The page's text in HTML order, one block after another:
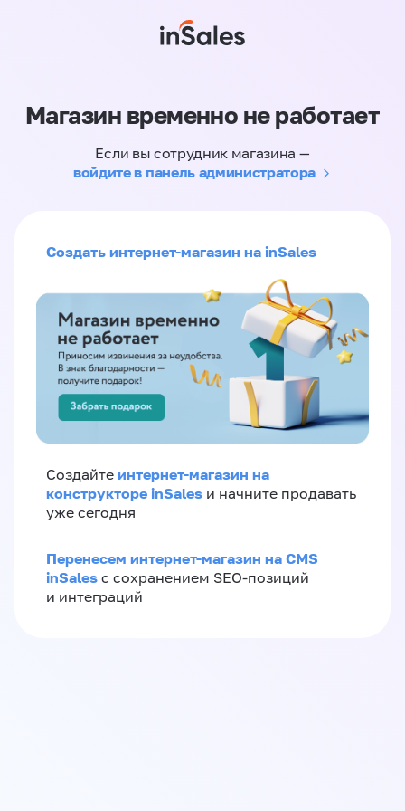
Магазин временно не работает
Если вы сотрудник магазина —
войдите в панель администратора
Создать интернет-магазин на inSales
Создайте интернет-магазин на
конструкторе inSales и начните продавать
уже сегодня
Перенесем интернет-магазин на CMS
inSales с сохранением SEO-позиций
и интеграций